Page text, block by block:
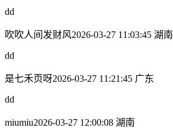
dd
吹吹人间发财风2026-03-27 11:03:45 湖南
dd
是七禾页呀2026-03-27 11:21:45 广东
dd
miumiu2026-03-27 12:00:08 湖南